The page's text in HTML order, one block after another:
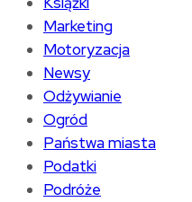
Marketing
Motoryzacja
Newsy
Odżywianie
Ogród
Państwa miasta
Podatki
Podróże